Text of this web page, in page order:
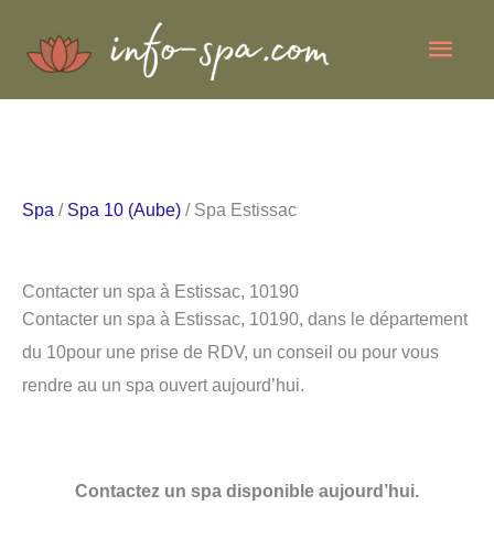
Spa / Spa 10 (Aube) / Spa Estissac
Contacter un spa à Estissac, 10190
Contacter un spa à Estissac, 10190, dans le département
du 10pour une prise de RDV, un conseil ou pour vous
rendre au un spa ouvert aujourd’hui.
Contactez un spa disponible aujourd’hui.